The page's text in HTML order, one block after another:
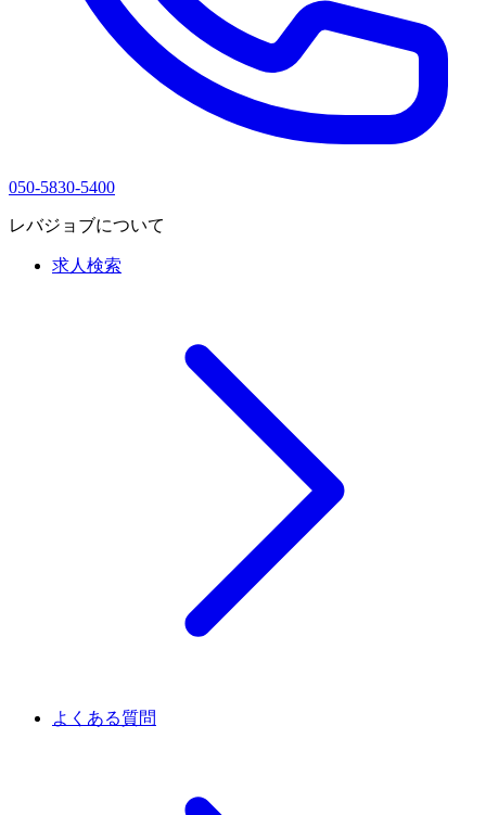
050-5830-5400
レバジョブについて
求人検索
よくある質問